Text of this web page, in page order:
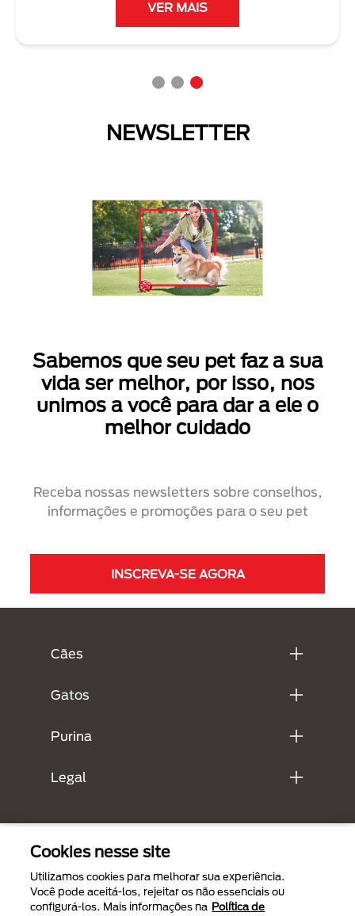
VER MAIS
NEWSLETTER
Sabemos que seu pet faz a sua
vida ser melhor, por isso, nos
unimos a você para dar a ele o
melhor cuidado
Receba nossas newsletters sobre conselhos,
informações e promoções para o seu pet
INSCREVA-SE AGORA
Cães
Gatos
Purina
Legal
Cookies nesse site
Utilizamos cookies para melhorar sua experiência.
Você pode aceitá-los, rejeitar os não essenciais ou
configurá-los. Mais informações na Política de